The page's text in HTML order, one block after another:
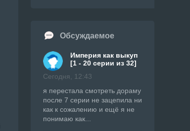
Обсуждаемое
Империя как выкуп
[1 - 20 серии из 32]
Сегодня, 12:43
я перестала смотреть дораму
после 7 серии не зацепила ни
как к сожалению и ещё я не
понимаю как...